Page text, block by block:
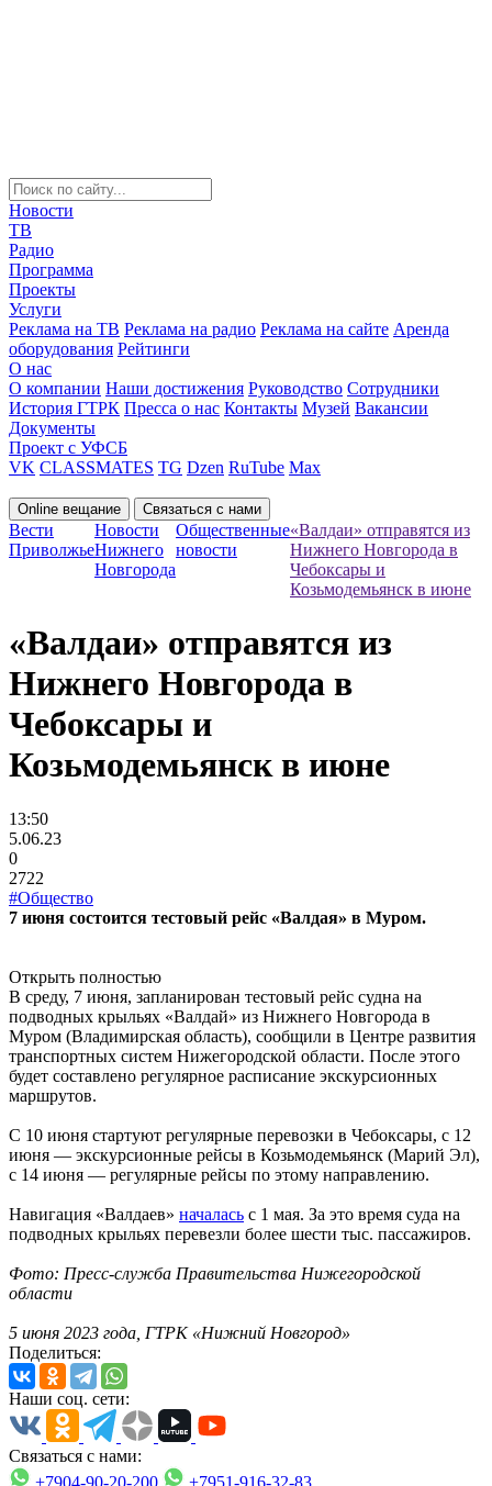
Новости
ТВ
Радио
Программа
Проекты
Услуги
Реклама на ТВ Реклама на радио Реклама на сайте Аренда
оборудования Рейтинги
О нас
О компании Наши достижения Руководство Сотрудники
История ГТРК Пресса о нас Контакты Музей Вакансии
Документы
Проект с УФСБ
VK CLASSMATES TG Dzen RuTube Max
Online вещание Связаться с нами
Вести
Приволжье
Новости
Нижнего
Новгорода
Общественные
новости
«Валдаи» отправятся из
Нижнего Новгорода в
Чебоксары и
Козьмодемьянск в июне
«Валдаи» отправятся из
Нижнего Новгорода в
Чебоксары и
Козьмодемьянск в июне
13:50
5.06.23
0
2722
#Общество
7 июня состоится тестовый рейс «Валдая» в Муром.
Открыть полностью
В среду, 7 июня, запланирован тестовый рейс судна на
подводных крыльях «Валдай» из Нижнего Новгорода в
Муром (Владимирская область), сообщили в Центре развития
транспортных систем Нижегородской области. После этого
будет составлено регулярное расписание экскурсионных
маршрутов.
С 10 июня стартуют регулярные перевозки в Чебоксары, с 12
июня — экскурсионные рейсы в Козьмодемьянск (Марий Эл),
с 14 июня — регулярные рейсы по этому направлению.
Навигация «Валдаев» началась с 1 мая. За это время суда на
подводных крыльях перевезли более шести тыс. пассажиров.
Фото: Пресс-служба Правительства Нижегородской
области
5 июня 2023 года, ГТРК «Нижний Новгород»
Поделиться:
Наши соц. сети:
Связаться с нами:
+7904-90-20-200
+7951-916-32-83